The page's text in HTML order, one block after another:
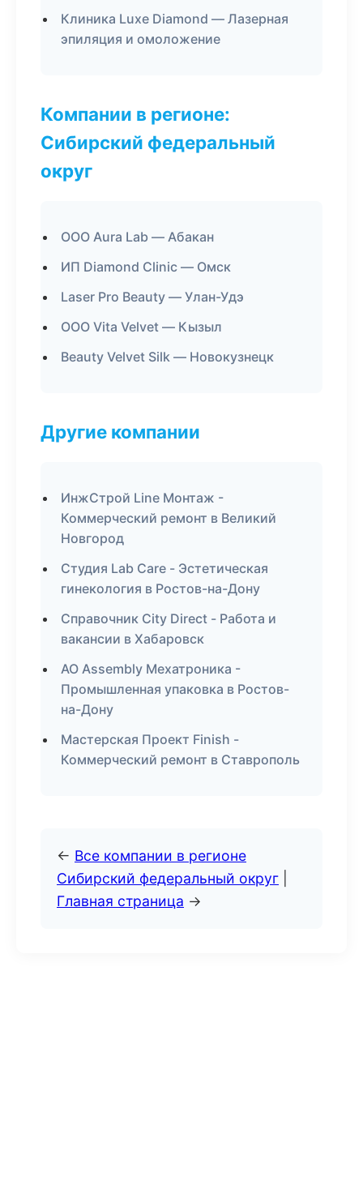
Клиника Luxe Diamond — Лазерная
эпиляция и омоложение
Компании в регионе:
Сибирский федеральный
округ
ООО Aura Lab — Абакан
ИП Diamond Clinic — Омск
Laser Pro Beauty — Улан-Удэ
ООО Vita Velvet — Кызыл
Beauty Velvet Silk — Новокузнецк
Другие компании
ИнжСтрой Line Монтаж -
Коммерческий ремонт в Великий
Новгород
Студия Lab Care - Эстетическая
гинекология в Ростов-на-Дону
Справочник City Direct - Работа и
вакансии в Хабаровск
АО Assembly Мехатроника -
Промышленная упаковка в Ростов-
на-Дону
Мастерская Проект Finish -
Коммерческий ремонт в Ставрополь
← Все компании в регионе
Сибирский федеральный округ
Главная страница →